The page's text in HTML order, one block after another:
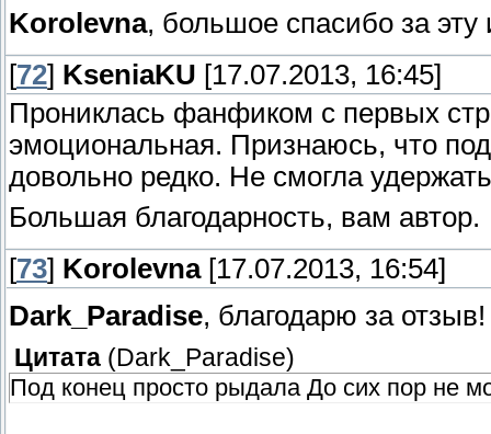
Korolevna, большое спасибо за
[72] KseniaKU [17.07.2013, 16:45]
Прониклась фанфиком с первых
эмоциональная. Признаюсь, что
довольно редко. Не смогла
Большая благодарность, вам автор.
[73] Korolevna[17.07.2013, 16:54]
Dark_Paradise, благодарю за
Цитата ( Dark_Paradise)
Под конец просто рыдала До сих пор не